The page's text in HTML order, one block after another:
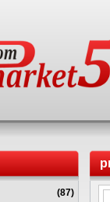
(87)